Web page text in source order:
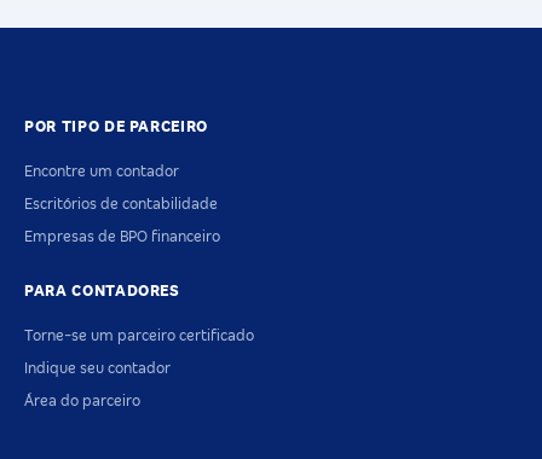
POR TIPO DE PARCEIRO
Encontre um contador
Escritórios de contabilidade
Empresas de BPO financeiro
PARA CONTADORES
Torne-se um parceiro certificado
Indique seu contador
Área do parceiro